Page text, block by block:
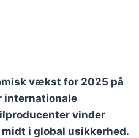
vækst for 2025 på
internationale
vinder
i global usikkerhed.